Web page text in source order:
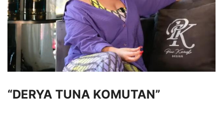
“DERYA TUNA KOMUTAN”